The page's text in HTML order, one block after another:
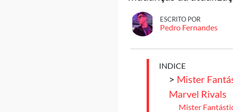
ESCRITO POR
Pedro Fernandes
INDICE
> Mister
Marvel Rivals
Mister